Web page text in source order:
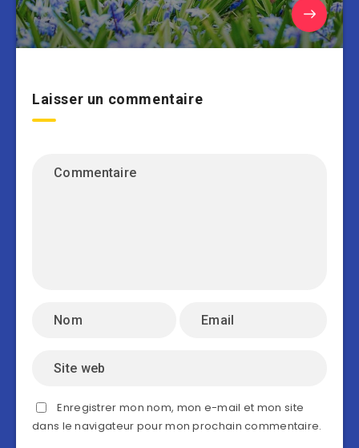
Laisser un commentaire
Enregistrer mon nom, mon e-mail et mon site
dans le navigateur pour mon prochain commentaire.